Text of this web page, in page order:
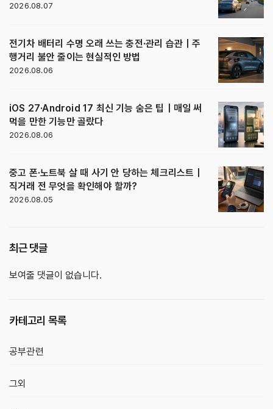
2026.08.07
전기차 배터리 수명 오래 쓰는 충전·관리 습관｜주
행거리 불안 줄이는 현실적인 방법
2026.08.06
iOS 27·Android 17 최신 기능 숨은 팁｜매일 써
먹을 만한 기능만 골랐다
2026.08.06
중고 폰·노트북 살 때 사기 안 당하는 체크리스트｜
직거래 전 무엇을 확인해야 할까?
2026.08.05
최근 댓글
보여줄 댓글이 없습니다.
카테고리 목록
공부관련
그외